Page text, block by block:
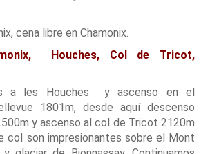
cena libre en Chamonix.
Houches, Col de Tricot,
a les Houches y ascenso en el
1801m, desde aquí descenso
y ascenso al col de Tricot 2120m
col son impresionantes sobre el Mont